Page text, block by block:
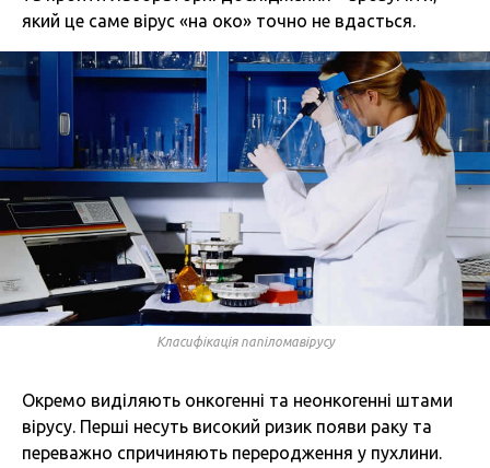
який це саме вірус «на око» точно не вдасться.
Класифікація папіломавірусу
Окремо виділяють онкогенні та неонкогенні штами
вірусу. Перші несуть високий ризик появи раку та
переважно спричиняють переродження у пухлини.